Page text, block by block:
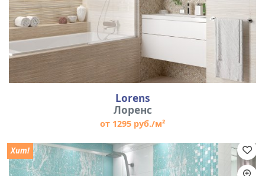
Lorens
Лоренс
от 1295 руб./м²
Хит!